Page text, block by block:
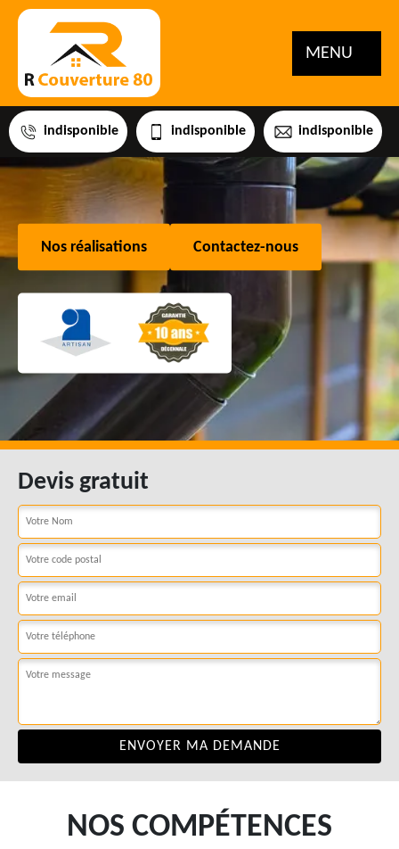
MENU
indisponible indisponible indisponible
Nos réalisations Contactez-nous
Devis gratuit
NOS COMPÉTENCES